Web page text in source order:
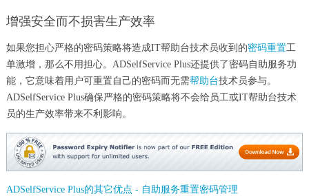
增强安全而不损害生产效率
如果您担心严格的密码策略将造成IT帮助台技术员收到的密码重置工
单激增，那么不用担心。ADSelfService Plus还提供了密码自助服务功
能，它意味着用户可重置自己的密码而无需帮助台技术员参与。
ADSelfService Plus确保严格的密码策略将不会给员工或IT帮助台技术
员的生产效率带来不利影响。
ADSelfService Plus的其它优点 - 自助服务重置密码管理